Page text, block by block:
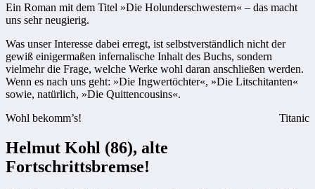
Ein Roman mit dem Titel »Die Holunderschwestern« – das macht
uns sehr neugierig.
Was unser Interesse dabei erregt, ist selbstverständlich nicht der
gewiß einigermaßen infernalische Inhalt des Buchs, sondern
vielmehr die Frage, welche Werke wohl daran anschließen werden.
Wenn es nach uns geht: »Die Ingwertöchter«, »Die Litschitanten«
sowie, natürlich, »Die Quittencousins«.
Wohl bekomm’s!
Titanic
Helmut Kohl (86), alte
Fortschrittsbremse!